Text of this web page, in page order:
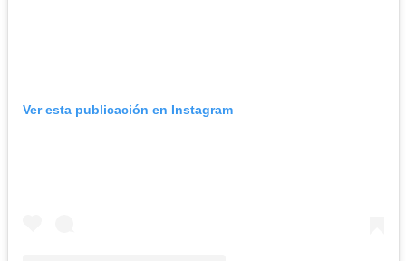
Ver esta publicación en Instagram